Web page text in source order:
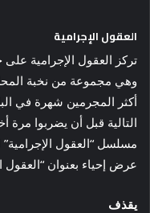
العقول الإجرامية
وهي مجموعة من نخبة
أكثر المجرمين شهرة في
عرض إحياء بعنوان “العقول
يقذف